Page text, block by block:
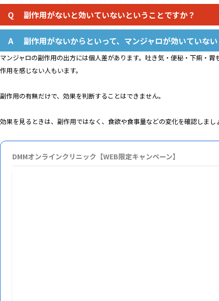
副作用がないと効いていないということですか？
副作用がないからといって、マンジャロが効いていな
マンジャロの副作用の出方には個人差があります。吐き気・便秘・下痢・
作用を感じない人もいます。
副作用の有無だけで、効果を判断することはできません。
効果を見るときは、副作用ではなく、食欲や食事量などの変化を確認しまし
DMMオンラインクリニック【WEB限定キャンペーン】